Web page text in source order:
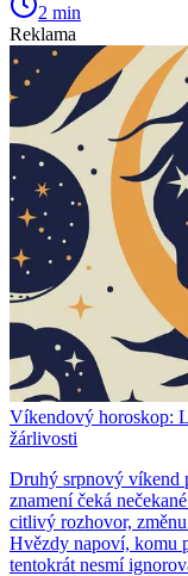
2 min
Reklama
Víkendový horoskop:
žárlivosti
Druhý srpnový víkend
znamení čeká
citlivý rozhovor,
Hvězdy napoví, komu
tentokrát nesmí